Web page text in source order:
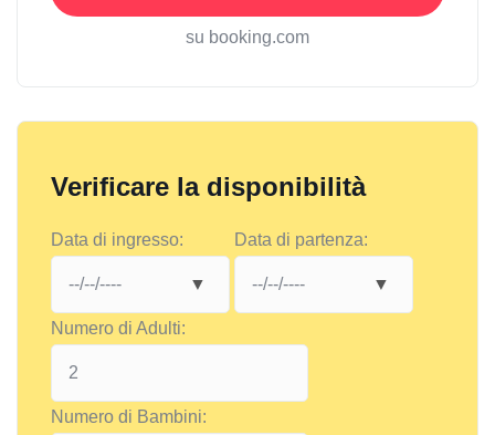
su booking.com
Verificare la disponibilità
Data di ingresso: Data di partenza:
Numero di Adulti:
Numero di Bambini: